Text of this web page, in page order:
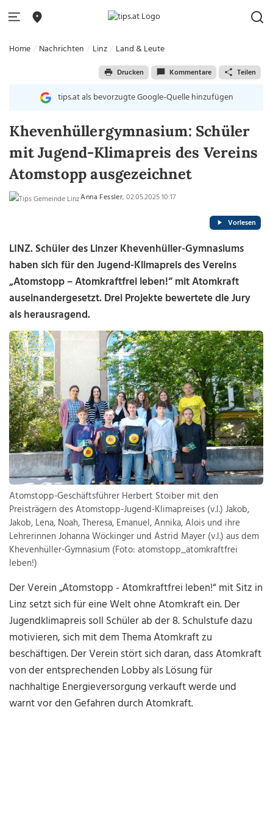
Home Nachrichten Linz Land & Leute
Drucken Kommentare Teilen
tips.at als bevorzugte Google-Quelle hinzufügen
Khevenhüllergymnasium: Schüler
mit Jugend-Klimapreis des Vereins
Atomstopp ausgezeichnet
Anna Fessler, 02.05.2025 10:17
Vorlesen
LINZ. Schüler des Linzer Khevenhüller-Gymnasiums
haben sich für den Jugend-Klimapreis des Vereins
„Atomstopp – Atomkraftfrei leben!“ mit Atomkraft
auseinandergesetzt. Drei Projekte bewertete die Jury
als herausragend.
Atomstopp-Geschäftsführer Herbert Stoiber mit den
Preisträgern des Atomstopp-Jugend-Klimapreises (v.l.) Jakob,
Jakob, Lena, Noah, Theresa, Emanuel, Annika, Alois und ihre
Lehrerinnen Johanna Wöckinger und Astrid Mayer (v.l.) aus dem
Khevenhüller-Gymnasium (Foto: atomstopp_atomkraftfrei
leben!)
Der Verein „Atomstopp - Atomkraftfrei leben!“ mit Sitz in
Linz setzt sich für eine Welt ohne Atomkraft ein. Der
Jugendklimapreis soll Schüler ab der 8. Schulstufe dazu
motivieren, sich mit dem Thema Atomkraft zu
beschäftigen. Der Verein stört sich daran, dass Atomkraft
von der entsprechenden Lobby als Lösung für
nachhaltige Energieversorgung verkauft werde und
warnt vor den Gefahren durch Atomkraft.